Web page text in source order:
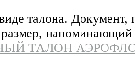
талона.
размер,
ТАЛОН